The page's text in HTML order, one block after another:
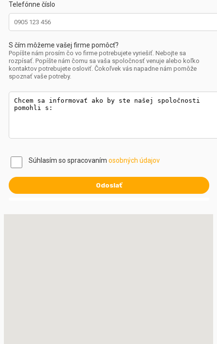
Telefónne číslo
S čím môžeme vašej firme pomôcť?
Popíšte nám prosím čo vo firme potrebujete vyriešiť. Nebojte sa
rozpísať. Popíšte nám čomu sa vaša spoločnosť venuje alebo koľko
kontaktov potrebujete osloviť. Čokoľvek vás napadne nám pomôže
spoznať vaše potreby.
Súhlasím so spracovaním osobných údajov